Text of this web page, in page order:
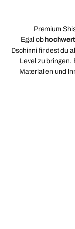
Premium
Egal ob
Dschinni findest du
Level zu bringen.
Materialien und